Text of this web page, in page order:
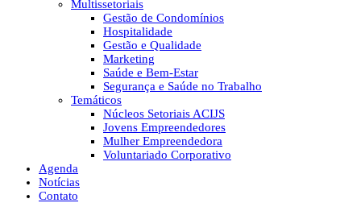
Multissetoriais
Gestão de Condomínios
Hospitalidade
Gestão e Qualidade
Marketing
Saúde e Bem-Estar
Segurança e Saúde no Trabalho
Temáticos
Núcleos Setoriais ACIJS
Jovens Empreendedores
Mulher Empreendedora
Voluntariado Corporativo
Agenda
Notícias
Contato